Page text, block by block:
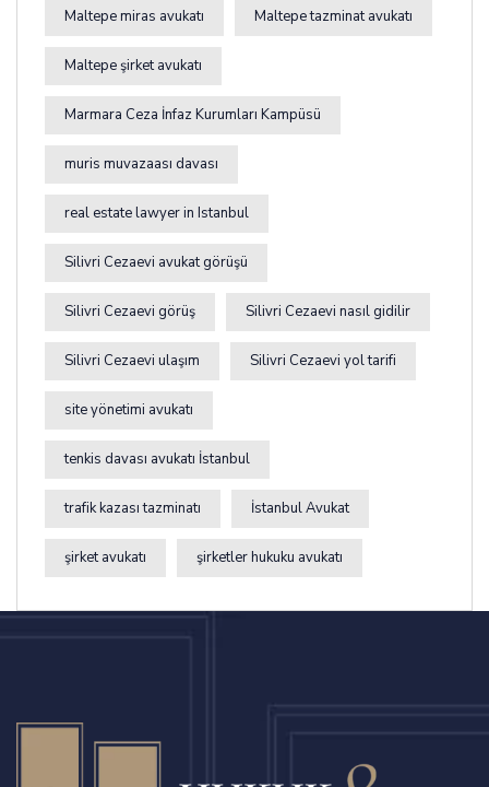
Maltepe miras avukatı Maltepe tazminat avukatı
Maltepe şirket avukatı
Marmara Ceza İnfaz Kurumları Kampüsü
muris muvazaası davası
real estate lawyer in Istanbul
Silivri Cezaevi avukat görüşü
Silivri Cezaevi görüş Silivri Cezaevi nasıl gidilir
Silivri Cezaevi ulaşım Silivri Cezaevi yol tarifi
site yönetimi avukatı
tenkis davası avukatı İstanbul
trafik kazası tazminatı İstanbul Avukat
şirket avukatı şirketler hukuku avukatı